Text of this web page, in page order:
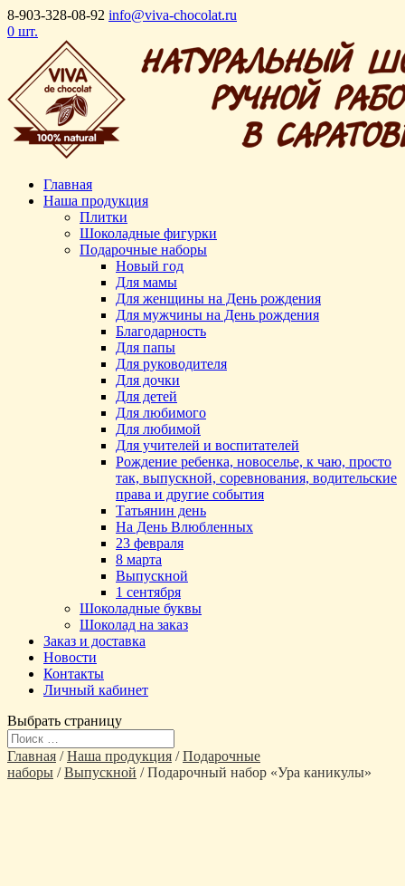
8-903-328-08-92 info@viva-chocolat.ru
0 шт.
Главная
Наша продукция
Плитки
Шоколадные фигурки
Подарочные наборы
Новый год
Для мамы
Для женщины на День рождения
Для мужчины на День рождения
Благодарность
Для папы
Для руководителя
Для дочки
Для детей
Для любимого
Для любимой
Для учителей и воспитателей
Рождение ребенка, новоселье, к чаю, просто
так, выпускной, соревнования, водительские
права и другие события
Татьянин день
На День Влюбленных
23 февраля
8 марта
Выпускной
1 сентября
Шоколадные буквы
Шоколад на заказ
Заказ и доставка
Новости
Контакты
Личный кабинет
Выбрать страницу
Главная /Наша продукция /Подарочные
наборы /Выпускной / Подарочный набор «Ура каникулы»